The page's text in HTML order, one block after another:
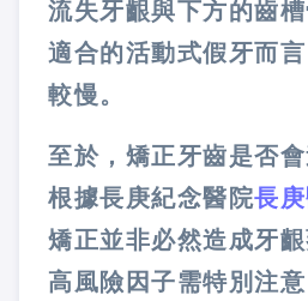
流失牙齦與下方的齒
適合的活動式假牙而
較慢。
至於，矯正牙齒是否
根據長庚紀念醫院長
矯正並非必然造成牙
高風險因子需特別注意